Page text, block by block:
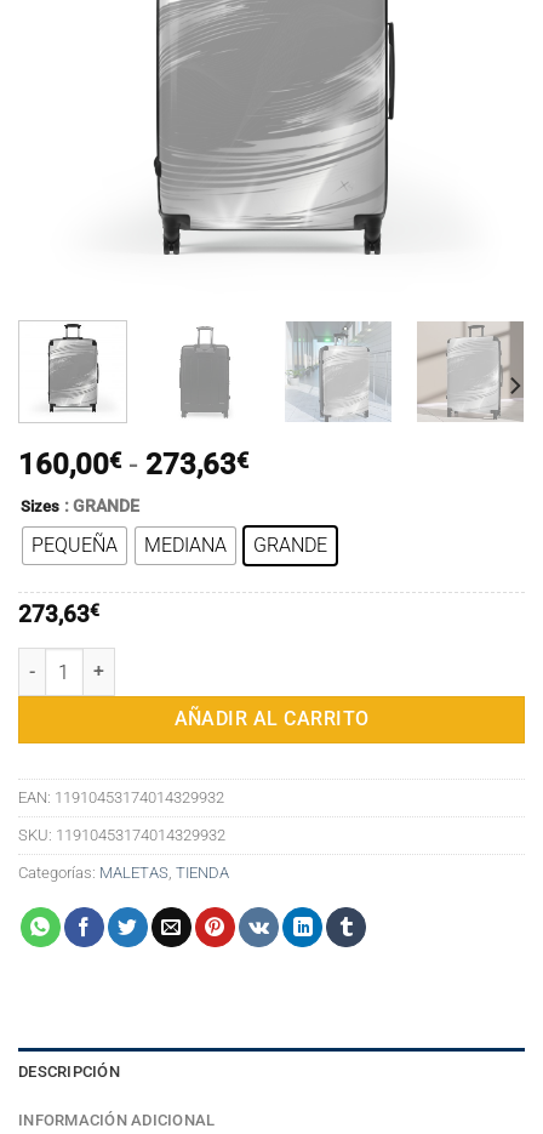
160,00€ - 273,63€Rango
precios:
desde
Sizes : GRANDE
PEQUEÑA MEDIANA GRANDE
273,63€
x4Fire (TX4PT) Silver Fire Maleta Cabina cantidad
AÑADIR AL CARRITO
EAN: 11910453174014329932
SKU: 11910453174014329932
Categorías: MALETAS TIENDA
DESCRIPCIÓN
INFORMACIÓN ADICIONAL